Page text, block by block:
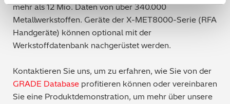
mehr als 12 Mio. Daten von über 340.000
Metallwerkstoffen. Geräte der X-MET8000-Serie (RFA
Handgeräte) können optional mit der
Werkstoffdatenbank nachgerüstet werden.
Kontaktieren Sie uns, um zu erfahren, wie Sie von der
GRADE Database profitieren können oder vereinbaren
Sie eine Produktdemonstration, um mehr über unsere